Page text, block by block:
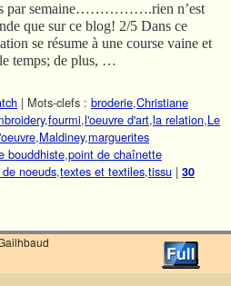
par semaine…………….rien n’est
que sur ce blog! 2/5 Dans ce
se résume à une course vaine et
temps; de plus, …
| Mots-clefs : broderie,Christiane
,fourmi,l'oeuvre d'art,la relation,Le
,Maldiney,marguerites
bouddhiste,point de chaînette
noeuds,textes et textiles,tissu | 30